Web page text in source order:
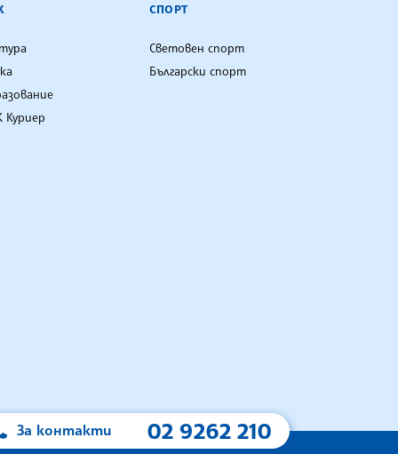
Куриер
СПОРТ
Световен спорт
Български спорт
За контакти 02 9262 210